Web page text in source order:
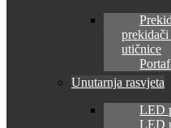
utičnice
Unutarnja rasvjeta
LED
LED